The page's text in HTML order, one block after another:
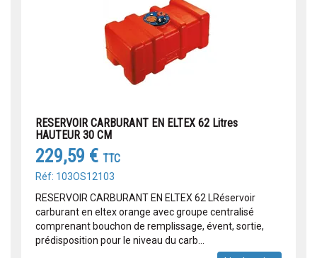
RESERVOIR CARBURANT EN ELTEX 62 Litres
HAUTEUR 30 CM
229,59 € TTC
Réf: 103OS12103
RESERVOIR CARBURANT EN ELTEX 62 LRéservoir
carburant en eltex orange avec groupe centralisé
comprenant bouchon de remplissage, évent, sortie,
prédisposition pour le niveau du carb...